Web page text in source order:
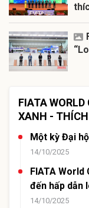
FIATA
XANH -
Một kỳ Đại
14/10/2025
FIATA World
đến hấp dẫn
14/10/2025